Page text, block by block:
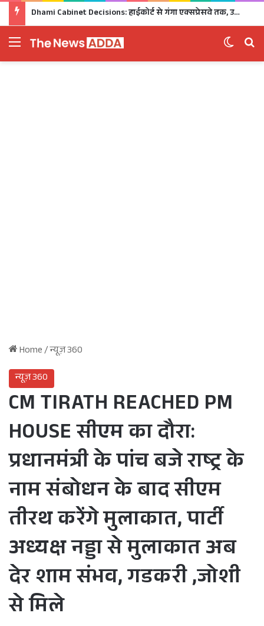
Dhami Cabinet Decisions: हाईकोर्ट से गंगा एक्सप्रेसवे तक, उत्तराखंड कैबिनेट के बड़े फैसले Click
Menu
Home/न्यूज़ 360
न्यूज़ 360
CM TIRATH REACHED PM
HOUSE सीएम का दौरा:
प्रधानमंत्री के पांच बजे राष्ट्र के
नाम संबोधन के बाद सीएम
तीरथ करेंगे मुलाकात, पार्टी
अध्यक्ष नड्डा से मुलाकात अब
देर शाम संभव, गडकरी ,जोशी
से मिले